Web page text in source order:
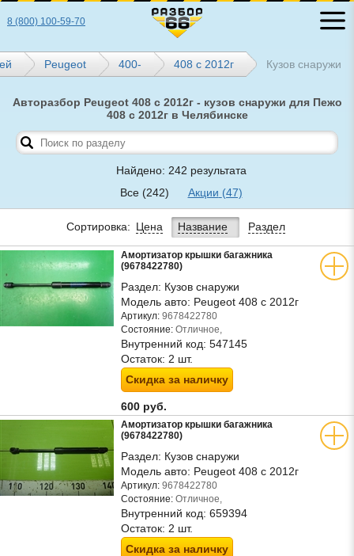
8 (800) 100-59-70
Peugeot 400- 408 с 2012г Кузов снаружи
Авторазбор Peugeot 408 с 2012г - кузов снаружи для Пежо
408 с 2012г в Челябинске
Найдено: 242 результата
Все (242) Акции (47)
Сортировка: Цена Название Раздел
Амортизатор крышки багажника
(9678422780)
Раздел: Кузов снаружи
Модель авто: Peugeot 408 с 2012г
Артикул: 9678422780
Состояние: Отличное,
Внутренний код: 547145
Остаток: 2 шт.
Скидка за наличку
600 руб.
Амортизатор крышки багажника
(9678422780)
Раздел: Кузов снаружи
Модель авто: Peugeot 408 с 2012г
Артикул: 9678422780
Состояние: Отличное,
Внутренний код: 659394
Остаток: 2 шт.
Скидка за наличку